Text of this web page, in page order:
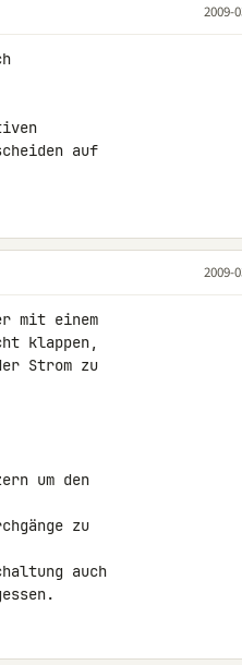
2009-
auf
2009-
mit einem
klappen,
Strom zu
um den
zu
auch